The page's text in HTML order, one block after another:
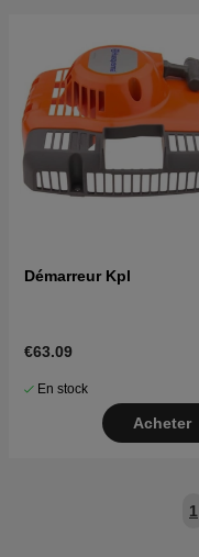
Démarreur Kpl
€63.09
En stock
Acheter
1